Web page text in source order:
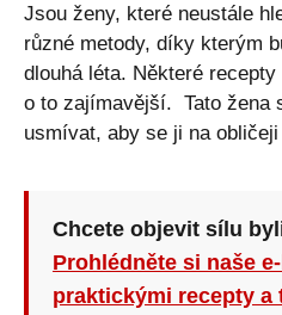
Jsou ženy, které neustále
různé metody, díky kterým
dlouhá léta. Některé
o to zajímavější. Tato žena
usmívat, aby se ji na
Chcete objevit sílu
Prohlédněte si naše
praktickými recepty a